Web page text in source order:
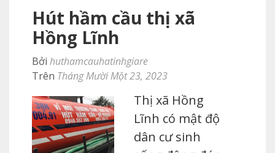
Hút hầm cầu thị xã
Hồng Lĩnh
Bởi huthamcauhatinhgiare
Trên Tháng Mười Một 23, 2023
Thị xã Hồng
Lĩnh có mật độ
dân cư sinh